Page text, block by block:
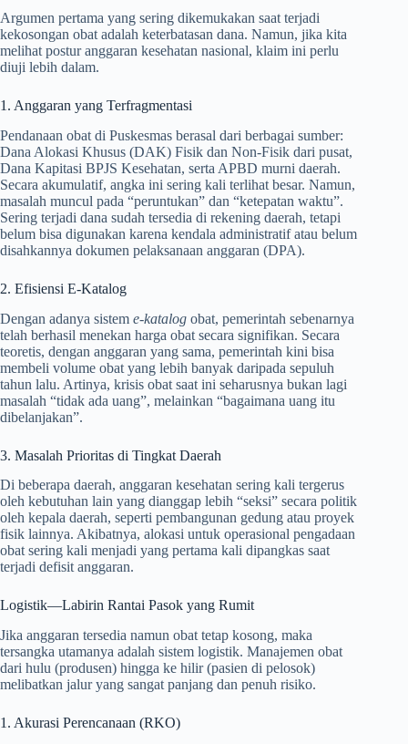
Argumen pertama yang sering dikemukakan saat terjadi
kekosongan obat adalah keterbatasan dana. Namun, jika kita
melihat postur anggaran kesehatan nasional, klaim ini perlu
diuji lebih dalam.
1. Anggaran yang Terfragmentasi
Pendanaan obat di Puskesmas berasal dari berbagai sumber:
Dana Alokasi Khusus (DAK) Fisik dan Non-Fisik dari pusat,
Dana Kapitasi BPJS Kesehatan, serta APBD murni daerah.
Secara akumulatif, angka ini sering kali terlihat besar. Namun,
masalah muncul pada “peruntukan” dan “ketepatan waktu”.
Sering terjadi dana sudah tersedia di rekening daerah, tetapi
belum bisa digunakan karena kendala administratif atau belum
disahkannya dokumen pelaksanaan anggaran (DPA).
2. Efisiensi E-Katalog
Dengan adanya sistem e-katalog obat, pemerintah sebenarnya
telah berhasil menekan harga obat secara signifikan. Secara
teoretis, dengan anggaran yang sama, pemerintah kini bisa
membeli volume obat yang lebih banyak daripada sepuluh
tahun lalu. Artinya, krisis obat saat ini seharusnya bukan lagi
masalah “tidak ada uang”, melainkan “bagaimana uang itu
dibelanjakan”.
3. Masalah Prioritas di Tingkat Daerah
Di beberapa daerah, anggaran kesehatan sering kali tergerus
oleh kebutuhan lain yang dianggap lebih “seksi” secara politik
oleh kepala daerah, seperti pembangunan gedung atau proyek
fisik lainnya. Akibatnya, alokasi untuk operasional pengadaan
obat sering kali menjadi yang pertama kali dipangkas saat
terjadi defisit anggaran.
Logistik—Labirin Rantai Pasok yang Rumit
Jika anggaran tersedia namun obat tetap kosong, maka
tersangka utamanya adalah sistem logistik. Manajemen obat
dari hulu (produsen) hingga ke hilir (pasien di pelosok)
melibatkan jalur yang sangat panjang dan penuh risiko.
1. Akurasi Perencanaan (RKO)